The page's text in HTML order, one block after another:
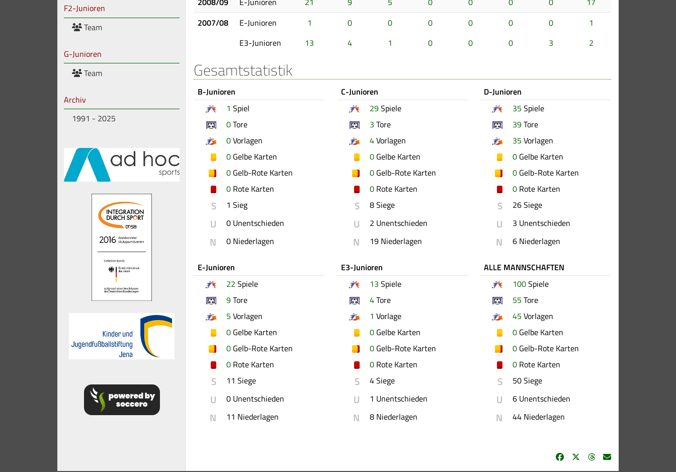
F2-Junioren
Team
G-Junioren
Team
Archiv
1991 - 2025
2007/08
E-Junioren 1 0 0 0 0 0 0
1
E3-Junioren
13 4 1 0 0 0 3 2
Gesamtstatistik
B-Junioren
1 Spiel
0Tore
0Vorlagen
0 Gelbe Karten
0 Gelb-Rote Karten
0 Rote Karten
S 1 Sieg
U 0 Unentschieden
N 0 Niederlagen
C-Junioren
29Spiele
3 Tore
4Vorlagen
0Gelbe Karten
0Gelb-Rote Karten
0Rote Karten
S 8 Siege
U 2 Unentschieden
N 19 Niederlagen
D-Junioren
35 Spiele
39Tore
35 Vorlagen
0 Gelbe Karten
0 Gelb-Rote Karten
0 Rote Karten
S 26 Siege
U 3 Unentschieden
N 6 Niederlagen
E-Junioren
22 Spiele
9Tore
5 Vorlagen
0 Gelbe Karten
0 Gelb-Rote Karten
0 Rote Karten
S 11 Siege
U 0 Unentschieden
N 11 Niederlagen
E3-Junioren
13 Spiele
4Tore
1 Vorlage
0Gelbe Karten
0Gelb-Rote Karten
0Rote Karten
S 4 Siege
U 1 Unentschieden
N 8 Niederlagen
ALLE MANNSCHAFTEN
100Spiele
55 Tore
45 Vorlagen
0 Gelbe Karten
0 Gelb-Rote Karten
0 Rote Karten
S 50 Siege
U 6 Unentschieden
N 44 Niederlagen